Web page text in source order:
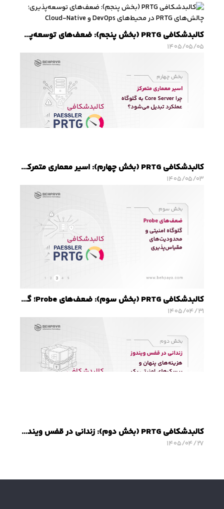
کالبدشکافی PRTG (بخش پنجم): ضعف‌های توسعه‌پذیری؛ چالش‌های PRTG در محیط‌های DevOps و Cloud-Native
۱۴۰۵/۰۵/۰۵
کالبدشکافی PRTG (بخش چهارم): اسیر معماری متمرکز؛ چرا Core Server به گلوگاه عملکرد تبدیل می‌شود؟
۱۴۰۵/۰۵/۰۳
کالبدشکافی PRTG (بخش سوم): ضعف‌های Probe؛ گلوگاه امنیتی و محدودیت‌های مقیاس‌پذیری
۱۴۰۵/۰۴/۳۱
کالبدشکافی PRTG (بخش دوم): زندانی در قفس ویندوز؛ هزینه‌های پنهان و ریسک‌های امنیتی یک معماری تک‌بعدی
۱۴۰۵/۰۴/۲۷